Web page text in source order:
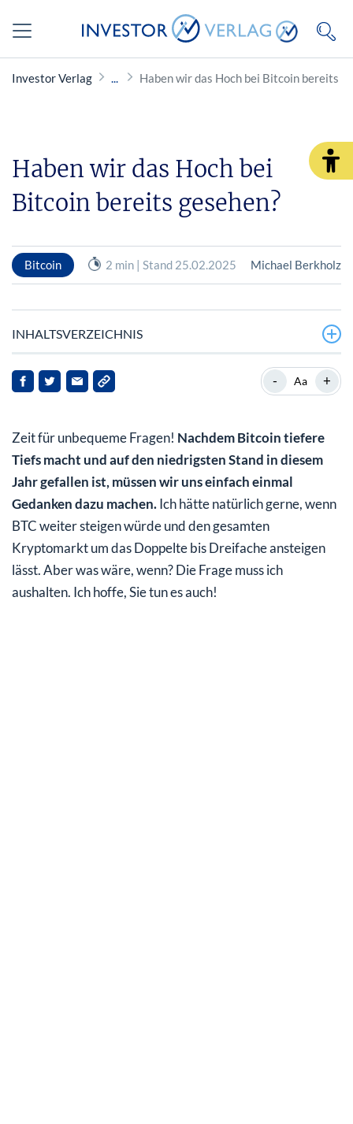
Investor Verlag Haben wir das Hoch bei Bitcoin bereits
Haben wir das Hoch bei
Bitcoin bereits gesehen?
Bitcoin 2 min | Stand 25.02.2025 Michael Berkholz
INHALTSVERZEICHNIS
Beweisstück 1: Bitcoin im Tageschart
Was spricht dagegen?
- Aa +
Zeit für unbequeme Fragen! Nachdem Bitcoin tiefere
Tiefs macht und auf den niedrigsten Stand in diesem
Jahr gefallen ist, müssen wir uns einfach einmal
Gedanken dazu machen.Ich hätte natürlich gerne, wenn
BTC weiter steigen würde und den gesamten
Kryptomarkt um das Doppelte bis Dreifache ansteigen
lässt. Aber was wäre, wenn? Die Frage muss ich
aushalten. Ich hoffe, Sie tun es auch!